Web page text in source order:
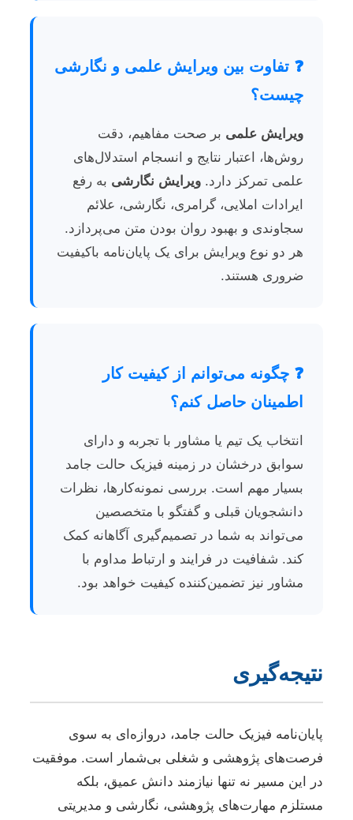
❓ تفاوت بین ویرایش علمی و نگارشی
چیست؟
ویرایش علمیبر صحت مفاهیم، دقت
روش‌ها، اعتبار نتایج و انسجام استدلال‌های
علمی تمرکز دارد. ویرایش نگارشیبه رفع
ایرادات املایی، گرامری، نگارشی، علائم
سجاوندی و بهبود روان بودن متن می‌پردازد.
هر دو نوع ویرایش برای یک پایان‌نامه باکیفیت
ضروری هستند.
❓ چگونه می‌توانم از کیفیت کار
اطمینان حاصل کنم؟
انتخاب یک تیم یا مشاور با تجربه و دارای
سوابق درخشان در زمینه فیزیک حالت جامد
بسیار مهم است. بررسی نمونه‌کارها، نظرات
دانشجویان قبلی و گفتگو با متخصصین
می‌تواند به شما در تصمیم‌گیری آگاهانه کمک
کند. شفافیت در فرایند و ارتباط مداوم با
مشاور نیز تضمین‌کننده کیفیت خواهد بود.
نتیجه‌گیری
پایان‌نامه فیزیک حالت جامد، دروازه‌ای به سوی
فرصت‌های پژوهشی و شغلی بی‌شمار است. موفقیت
در این مسیر نه تنها نیازمند دانش عمیق، بلکه
مستلزم مهارت‌های پژوهشی، نگارشی و مدیریتی